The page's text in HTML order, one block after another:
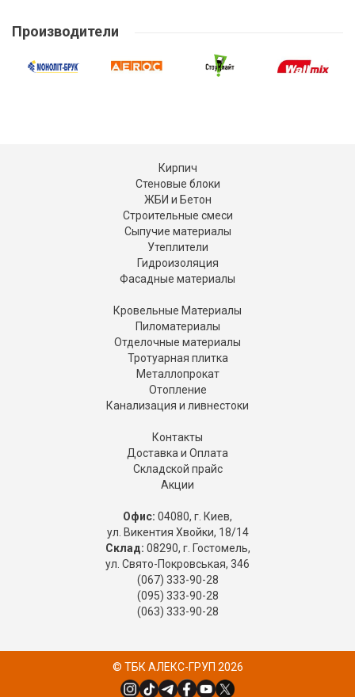
Производители
Кирпич
Стеновые блоки
ЖБИ и Бетон
Строительные смеси
Сыпучие материалы
Утеплители
Гидроизоляция
Фасадные материалы
Кровельные Материалы
Пиломатериалы
Отделочные материалы
Тротуарная плитка
Металлопрокат
Отопление
Канализация и ливнестоки
Контакты
Доставка и Оплата
Складской прайс
Акции
Офис: 04080, г. Киев,
ул. Викентия Хвойки, 18/14
Склад: 08290, г. Гостомель,
ул. Свято-Покровськая, 346
(067) 333-90-28
(095) 333-90-28
(063) 333-90-28
© ТБК АЛЕКС-ГРУП 2026